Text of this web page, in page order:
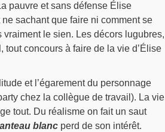
pauvre et sans défense Élise
sachant que faire ni comment se
le sien. Les décors lugubres,
tout concours à faire de la vie d’Élise
et l’égarement du personnage
chez la collègue de travail). La vie
tout. Du réalisme on fait un saut
blancperd de son intérêt.